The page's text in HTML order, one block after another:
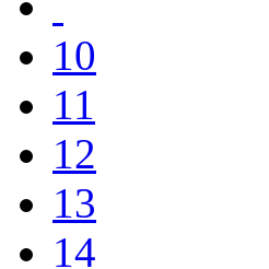
10
11
12
13
14